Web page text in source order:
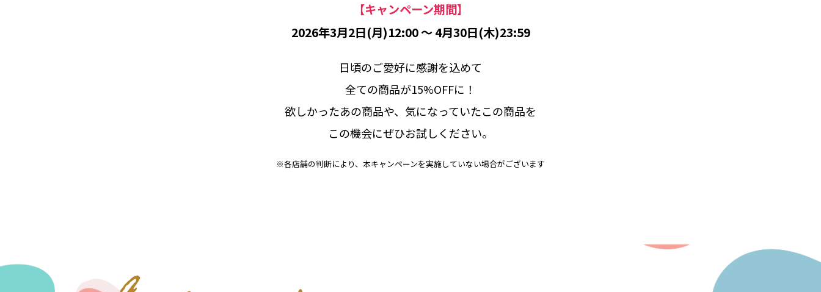
【キャンペーン期間】
2026年3月2日(月)12:00 〜4月30日(木)23:59
日頃のご愛好に感謝を込めて
全ての商品が15%OFFに！
欲しかったあの商品や、気になっていたこの商品を
この機会にぜひお試しください。
※各店舗の判断により、 本キャンペーンを実施していない場合がございます